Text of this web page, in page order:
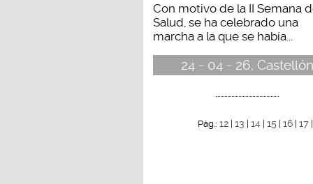
Con motivo de la II Semana
Salud, se ha celebrado una
marcha a la que se había...
24 - 04 - 26, Castellón
Pág.: 12| 13 14| 15| 16| 17